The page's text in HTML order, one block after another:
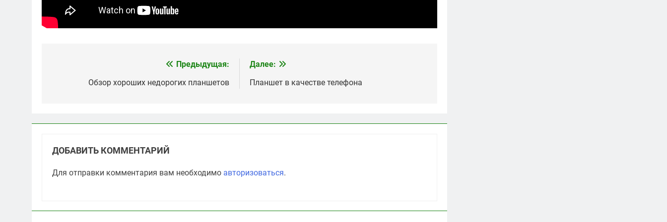
Предыдущая:
Обзор хороших недорогих планшетов
Далее:
Планшет в качестве телефона
ДОБАВИТЬ КОММЕНТАРИЙ
Для отправки комментария вам необходимо авторизоваться.